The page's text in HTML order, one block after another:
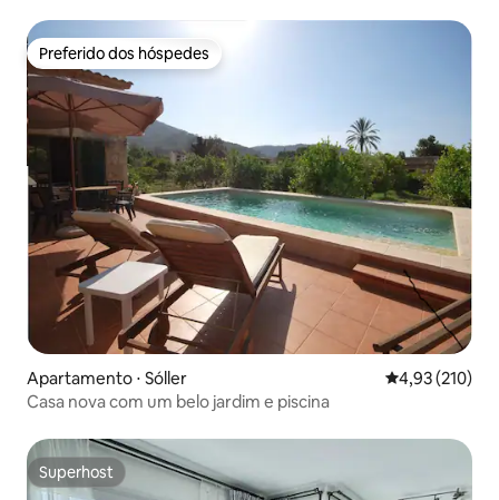
Preferido dos hóspedes
Preferido dos hóspedes
Apartamento ⋅ Sóller 4,93 de uma
4,93 (210)
Casa nova com um belo jardim e piscina
Superhost
Superhost